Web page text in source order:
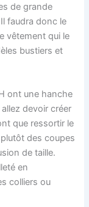
de grande
faudra donc le
vêtement qui le
bustiers et
ont une hanche
devoir créer
que ressortir le
des coupes
de taille.
en
colliers ou